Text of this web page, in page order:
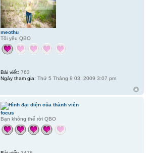
meothu
Tôi yêu QBO
Bài viết: 763
Ngày tham gia: Thứ 5 Tháng 9 03, 2009 3:07 pm
focus
Bạn không thể rời QBO